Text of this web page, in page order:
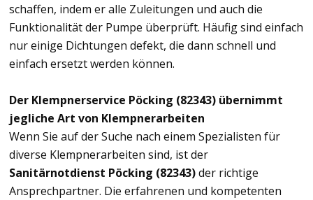
schaffen, indem er alle Zuleitungen und auch die
Funktionalität der Pumpe überprüft. Häufig sind einfach
nur einige Dichtungen defekt, die dann schnell und
einfach ersetzt werden können.
Der Klempnerservice Pöcking (82343) übernimmt
jegliche Art von Klempnerarbeiten
Wenn Sie auf der Suche nach einem Spezialisten für
diverse Klempnerarbeiten sind, ist der
Sanitärnotdienst Pöcking (82343)der richtige
Ansprechpartner. Die erfahrenen und kompetenten